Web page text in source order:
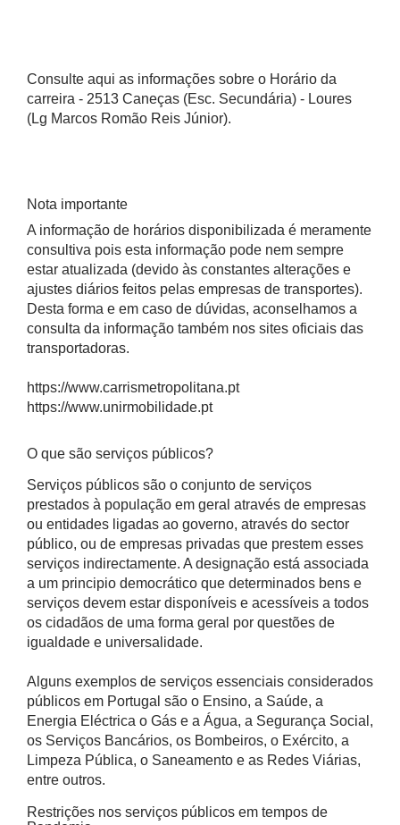
Consulte aqui as informações sobre o Horário da
carreira - 2513 Caneças (Esc. Secundária) - Loures
(Lg Marcos Romão Reis Júnior).
Nota importante
A informação de horários disponibilizada é meramente
consultiva pois esta informação pode nem sempre
estar atualizada (devido às constantes alterações e
ajustes diários feitos pelas empresas de transportes).
Desta forma e em caso de dúvidas, aconselhamos a
consulta da informação também nos sites oficiais das
transportadoras.
https://www.carrismetropolitana.pt
https://www.unirmobilidade.pt
O que são serviços públicos?
Serviços públicos são o conjunto de serviços
prestados à população em geral através de empresas
ou entidades ligadas ao governo, através do sector
público, ou de empresas privadas que prestem esses
serviços indirectamente. A designação está associada
a um principio democrático que determinados bens e
serviços devem estar disponíveis e acessíveis a todos
os cidadãos de uma forma geral por questões de
igualdade e universalidade.
Alguns exemplos de serviços essenciais considerados
públicos em Portugal são o Ensino, a Saúde, a
Energia Eléctrica o Gás e a Água, a Segurança Social,
os Serviços Bancários, os Bombeiros, o Exército, a
Limpeza Pública, o Saneamento e as Redes Viárias,
entre outros.
Restrições nos serviços públicos em tempos de